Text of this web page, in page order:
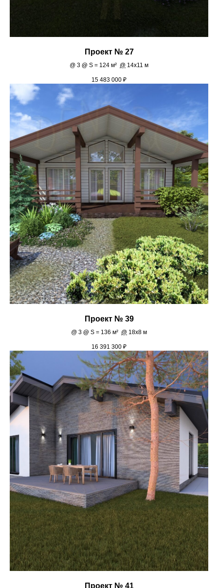
Проект № 27
@ 3 @ S = 124 м² @ 14х11 м
15 483 000 ₽
Проект № 39
@ 3 @ S = 136 м² @ 18х8 м
16 391 300 ₽
Проект № 41